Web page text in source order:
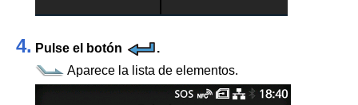
4. Pulse el botón
.
Aparece la lista de elementos.